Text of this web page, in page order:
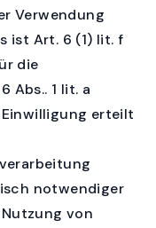
Verwendung
ist Art. 6 (1) lit. f
die
Abs.. 1 lit. a
Einwilligung erteilt
notwendiger
von